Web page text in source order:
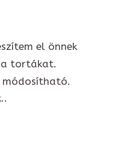
el önnek
a tortákat.
módosítható.